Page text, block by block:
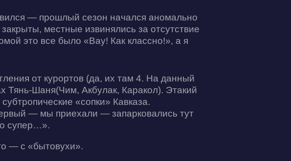
— прошлый сезон начался аномально
местные извинялись за отсутствие
это все было «Вау! Как классно!», а я
от курортов (да, их там 4. На данный
Тянь-Шаня(Чим, Акбулак, Каракол). Этакий
«сопки» Кавказа.
— мы приехали — запарковались тут
супер…».
— с «бытовухи».